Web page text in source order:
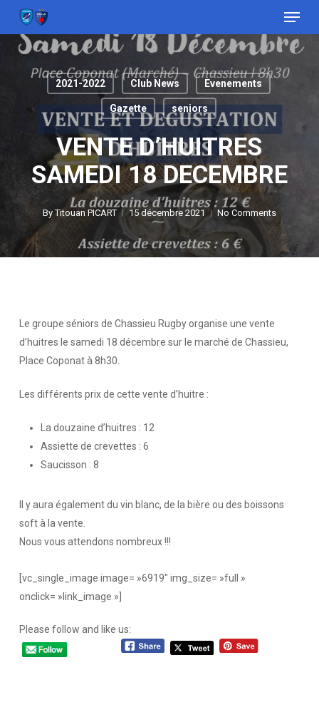
main
Menu
2021-2022 Club News Evenements
Gazette seniors
VENTE D’HUITRES
SAMEDI 18 DECEMBRE
By Titouan PICART 15 décembre 2021 No Comments
Le groupe séniors de Chassieu Rugby organise une vente
d’huitres le samedi 18 décembre sur le marché de Chassieu,
Place Coponat à 8h30.
Les différents prix de cette vente d’huitre :
La douzaine d’huitres : 12
Assiette de crevettes : 6
Saucisson : 8
Il y aura également du vin blanc, de la bière ou des boissons
soft à la vente.
Nous vous attendons nombreux !!!
[vc_single_image image= »6919″ img_size= »full »
onclick= »link_image »]
Please follow and like us:
Close